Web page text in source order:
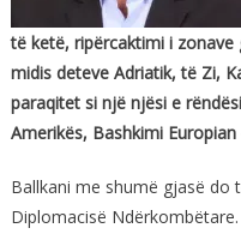
të ketë, ripërcaktimi i
midis deteve Adriatik, të Zi,
paraqitet si një njësi e
Amerikës, Bashkimi
Ballkani me shumë gjasë do
Diplomacisë